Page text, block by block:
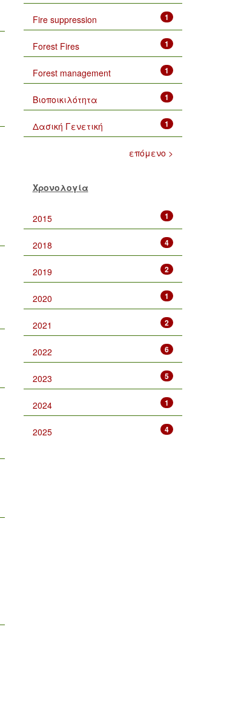
1
Fire suppression
1
Forest Fires
1
Forest management
1
Βιοποικιλότητα
1
Δασική Γενετική
επόμενο >
Χρονολογία
1
2015
4
2018
2
2019
1
2020
2
2021
6
2022
5
2023
1
2024
4
2025